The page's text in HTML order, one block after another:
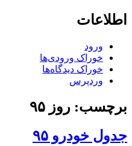
اطلاعات
ورود
خوراک ورودی‌ها
خوراک دیدگاه‌ها
وردپرس
برچسب: روز ۹۵
جدول خودرو ۹۵